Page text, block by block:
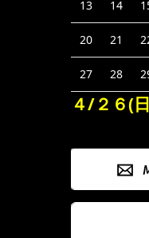
13 14
20 21
27 28
４/２６(